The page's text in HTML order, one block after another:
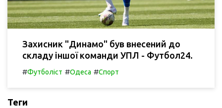
Захисник "Динамо" був внесений до
складу іншої команди УПЛ - Футбол24.
#Футболіст #Одеса #Спорт
Теги